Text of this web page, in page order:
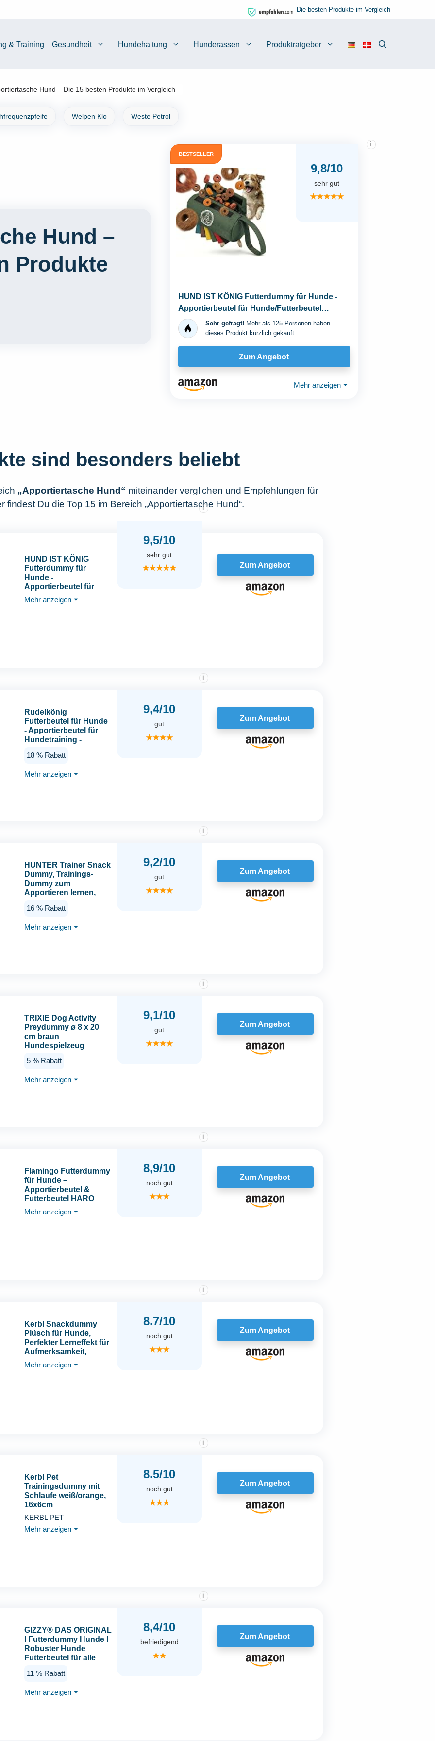
Die besten Produkte im Vergleich
& Training Gesundheit Hundehaltung Hunderassen Produktratgeber
Hund – Die 15 besten Produkte im Vergleich
Welpen Klo Weste Petrol
Hund –
Produkte
BESTSELLER
9,8/10
i
sehr gut
★★★★★
HUND IST KÖNIG Futterdummy für Hunde -
Apportierbeutel für Hunde/Futterbeutel
Hundetraining klein...
Sehr gefragt! Mehr als 125 Personen haben
dieses Produkt kürzlich gekauft.
Zum Angebot
Mehr anzeigen ⏷
sind besonders beliebt
„Apportiertasche Hund“ miteinander verglichen und Empfehlungen für
findest Du die Top 15 im Bereich „Apportiertasche Hund“.
HUND IST KÖNIG
Futterdummy für
Hunde -
Apportierbeutel für
Hunde/Futterbeutel
Hundetraining klein -
Mehr anzeigen ⏷
9,5/10
i
sehr gut
★★★★★ Zum Angebot
Rudelkönig
Futterbeutel für Hunde
- Apportierbeutel für
Hundetraining -
für Leckerlies -
Hundetraining
18 % Rabatt
Mehr anzeigen ⏷
9,4/10
i
gut
★★★★
Zum Angebot
HUNTER Trainer Snack
Dummy, Trainings-
Dummy zum
Apportieren lernen,
zahnfreundlich &
Reißverschluss,
16 % Rabatt
Mehr anzeigen ⏷
9,2/10
i
gut
★★★★
Zum Angebot
TRIXIE Dog Activity
Preydummy ø 8 x 20
cm braun
Hundespielzeug
5 % Rabatt
Mehr anzeigen ⏷
9,1/10
i
gut
★★★★
Zum Angebot
Flamingo Futterdummy
für Hunde –
Apportierbeutel &
Futterbeutel HARO
Grün – 20x7 cm –
Befüllbar mit Snacks –
Mehr anzeigen ⏷
8,9/10
i
noch gut
★★★
Zum Angebot
Kerbl Snackdummy
Plüsch für Hunde,
Perfekter Lerneffekt für
Aufmerksamkeit,
Gehorsam und
Apportieren 16 x 7 cm
Mehr anzeigen ⏷
8.7/10
i
noch gut
★★★
Zum Angebot
Kerbl Pet
Trainingsdummy mit
Schlaufe weiß/orange,
16x6cm
KERBL PET
Mehr anzeigen ⏷
8.5/10
i
noch gut
★★★
Zum Angebot
GIZZY® DAS ORIGINAL
I Futterdummy Hunde I
Robuster Hunde
Futterbeutel für alle
Hundetraining mit
Erziehungshilfe für
11 % Rabatt
Mehr anzeigen ⏷
8,4/10
i
befriedigend
★★
Zum Angebot